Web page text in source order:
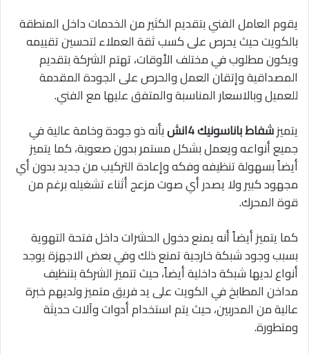
يقوم العامل الفني بتقديم الكثير من الخدمات داخل المنطقة
بالكويت حيث يحرص على كسب ثقة العملاء لتحسين تقييمه
ويكون مطلوب في مختلف الأوقات، تهتم الشركة بتقديم
المصداقية وإتقان العمل والحرص على الجودة المقدمة
للعميل وبالاسعار المناسبة والمتفق عليها مع الفني.
يتميزشفاط باناسونيك 4انش
بأنه ذو جودة وخامة عالية في
جميع أنواعه ويعمل بشكل مستمر بدون صعوبة، كما يتميز
أيضاً بسهولة تنظيفه وفكه وإعادة التركيب من جديد بدون أي
مجهود كبير ولا يصدر أي صوت مزعج أثناء تشغيله برغم من
قوة المحرك.
كما يتميز أيضاً أنه يمنع دخول الحشرات داخل فتحة التهوية
بسبب وجود شبكة خارجية تمنع ذلك وفي بعض الاجهزة يوجد
أنواع لديها شبكة داخلية أيضاً، حيث تتميز الشركة بتنظيف
مداخن المطابخ في الكويت على يد فريق متميز ولديهم خبرة
عالية من المدربين، حيث يتم استخدام أدوات وآلات حديثة
ومتطورة.